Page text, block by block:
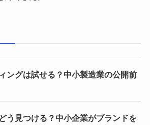
ングは試せる？中小製造業の公開前
う見つける？中小企業がブランドを